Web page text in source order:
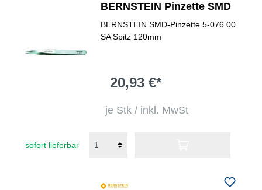
BERNSTEIN Pinzette SMD
BERNSTEIN SMD-Pinzette 5-076 00
SA Spitz 120mm
20,93 €*
je Stk / inkl. MwSt
sofort lieferbar